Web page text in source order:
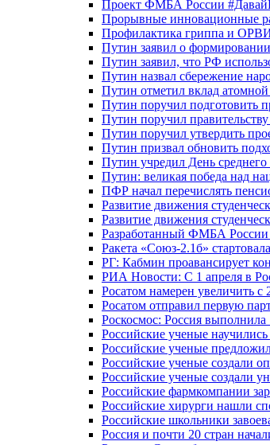
Проект ФМБА России
Прорывные инновационные
Профилактика гриппа и
Путин заявил о
Путин заявил, что РФ
Путин назвал сбережение
Путин отметил вклад
Путин поручил подготовить
Путин поручил
Путин поручил утвердить
Путин призвал обновить
Путин учредил День
Путин: великая победа над
ПФР начал перечислять
Развитие движения
Развитие движения
Разработанный ФМБА России
Ракета «Союз-2.1б»
РГ: Кабмин проавансирует
РИА Новости: С 1 апреля в
Росатом намерен увеличить
Росатом отправил первую
Роскосмос: Россия
Российские ученые
Российские ученые
Российские ученые создали
Российские ученые создали
Российские фармкомпании
Российские хирурги нашли
Российские школьники
Россия и почти 20 стран